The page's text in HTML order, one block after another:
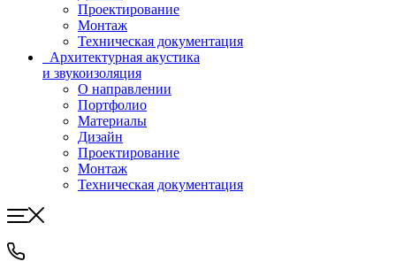
Проектирование
Монтаж
Техническая документация
Архитектурная акустика
и звукоизоляция
О направлении
Портфолио
Материалы
Дизайн
Проектирование
Монтаж
Техническая документация